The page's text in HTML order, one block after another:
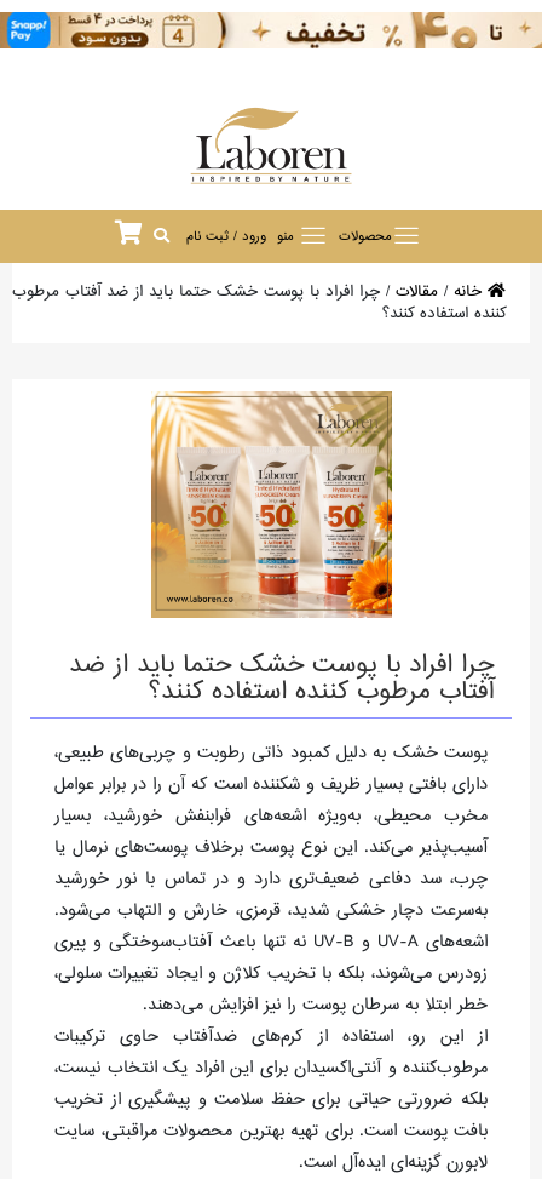
محصولات منو ورود / ثبت نام
خانه/ مقالات/ چرا افراد با پوست خشک حتما باید از ضد آفتاب مرطوب
کننده استفاده کنند؟
چرا افراد با پوست خشک حتما باید از ضد
آفتاب مرطوب کننده استفاده کنند؟
پوست خشک به دلیل کمبود ذاتی رطوبت و چربی‌های طبیعی،
دارای بافتی بسیار ظریف و شکننده است که آن را در برابر عوامل
مخرب محیطی، به‌ویژه اشعه‌های فرابنفش خورشید، بسیار
آسیب‌پذیر می‌کند. این نوع پوست برخلاف پوست‌های نرمال یا
چرب، سد دفاعی ضعیف‌تری دارد و در تماس با نور خورشید
به‌سرعت دچار خشکی شدید، قرمزی، خارش و التهاب می‌شود.
اشعه‌های UV-A و UV-B نه تنها باعث آفتاب‌سوختگی و پیری
زودرس می‌شوند، بلکه با تخریب کلاژن و ایجاد تغییرات سلولی،
خطر ابتلا به سرطان پوست را نیز افزایش می‌دهند.
از این رو، استفاده از کرم‌های ضدآفتاب حاوی ترکیبات
مرطوب‌کننده و آنتی‌اکسیدان برای این افراد یک انتخاب نیست،
بلکه ضرورتی حیاتی برای حفظ سلامت و پیشگیری از تخریب
بافت پوست است. برای تهیه بهترین محصولات مراقبتی، سایت
لابورن گزینه‌ای ایده‌آل است.